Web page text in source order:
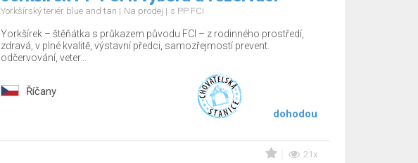
Yorkšírský teriér blue and tan Na prodej s PP FCI
Yorkšírek – štěňátka s průkazem původu FCI – z rodinného prostředí,
zdravá, v plné kvalitě, výstavní předci, samozřejmostí prevent.
odčervování, veter...
Říčany
dohodou
21x